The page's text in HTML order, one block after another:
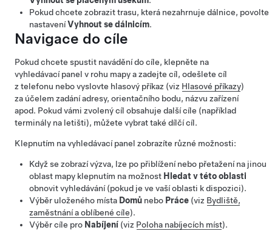
Pokud chcete zobrazit trasu, která nezahrnuje dálnice, povolte
nastaveníVyhnout se dálnicím.
Navigace do cíle
Pokud chcete spustit navádění do cíle, klepněte na
vyhledávací panel v rohu mapy a zadejte cíl, odešlete cíl
z telefonu nebo vyslovte hlasový příkaz (viz Hlasové příkazy)
za účelem zadání adresy, orientačního bodu, názvu zařízení
apod. Pokud vámi zvolený cíl obsahuje další cíle (například
terminály na letišti), můžete vybrat také dílčí cíl.
Klepnutím na vyhledávací panel zobrazíte různé možnosti:
Když se zobrazí výzva, lze po přiblížení nebo přetažení na jinou
oblast mapy klepnutím na možnost Hledat v této oblasti
obnovit vyhledávání (pokud je ve vaší oblasti k dispozici).
Výběr uloženého místa Domů nebo Práce (viz Bydliště,
zaměstnání a oblíbené cíle).
Výběr cíle pro Nabíjení (viz Poloha nabíjecích míst).